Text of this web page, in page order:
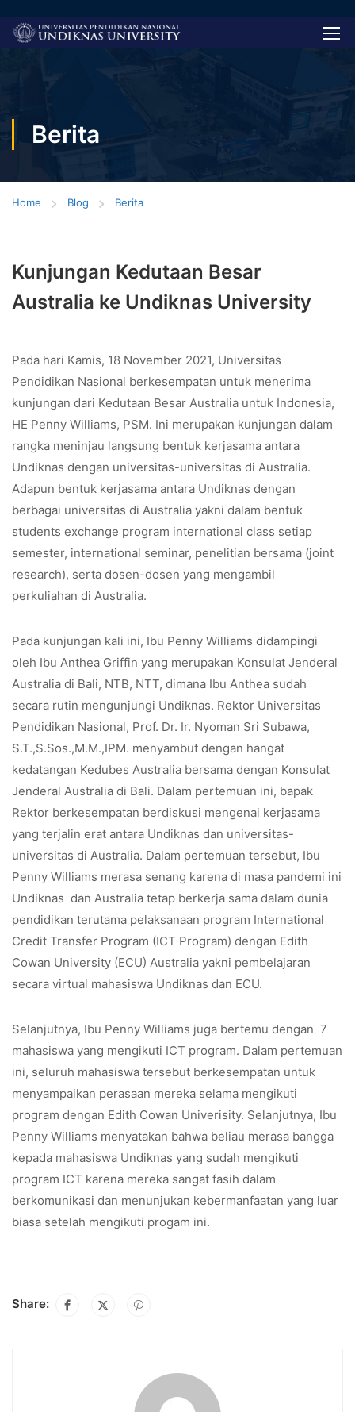
Berita
Home Blog Berita
Kunjungan Kedutaan Besar
Australia ke Undiknas University
Pada hari Kamis, 18 November 2021, Universitas
Pendidikan Nasional berkesempatan untuk menerima
kunjungan dari Kedutaan Besar Australia untuk Indonesia,
HE Penny Williams, PSM. Ini merupakan kunjungan dalam
rangka meninjau langsung bentuk kerjasama antara
Undiknas dengan universitas-universitas di Australia.
Adapun bentuk kerjasama antara Undiknas dengan
berbagai universitas di Australia yakni dalam bentuk
students exchange program international class setiap
semester, international seminar, penelitian bersama (joint
research), serta dosen-dosen yang mengambil
perkuliahan di Australia.
Pada kunjungan kali ini, Ibu Penny Williams didampingi
oleh Ibu Anthea Griffin yang merupakan Konsulat Jenderal
Australia di Bali, NTB, NTT, dimana Ibu Anthea sudah
secara rutin mengunjungi Undiknas. Rektor Universitas
Pendidikan Nasional, Prof. Dr. Ir. Nyoman Sri Subawa,
S.T.,S.Sos.,M.M.,IPM. menyambut dengan hangat
kedatangan Kedubes Australia bersama dengan Konsulat
Jenderal Australia di Bali. Dalam pertemuan ini, bapak
Rektor berkesempatan berdiskusi mengenai kerjasama
yang terjalin erat antara Undiknas dan universitas-
universitas di Australia. Dalam pertemuan tersebut, Ibu
Penny Williams merasa senang karena di masa pandemi ini
Undiknas dan Australia tetap berkerja sama dalam dunia
pendidikan terutama pelaksanaan program International
Credit Transfer Program (ICT Program) dengan Edith
Cowan University (ECU) Australia yakni pembelajaran
secara virtual mahasiswa Undiknas dan ECU.
Selanjutnya, Ibu Penny Williams juga bertemu dengan 7
mahasiswa yang mengikuti ICT program. Dalam pertemuan
ini, seluruh mahasiswa tersebut berkesempatan untuk
menyampaikan perasaan mereka selama mengikuti
program dengan Edith Cowan Univerisity. Selanjutnya, Ibu
Penny Williams menyatakan bahwa beliau merasa bangga
kepada mahasiswa Undiknas yang sudah mengikuti
program ICT karena mereka sangat fasih dalam
berkomunikasi dan menunjukan kebermanfaatan yang luar
biasa setelah mengikuti progam ini.
Share: